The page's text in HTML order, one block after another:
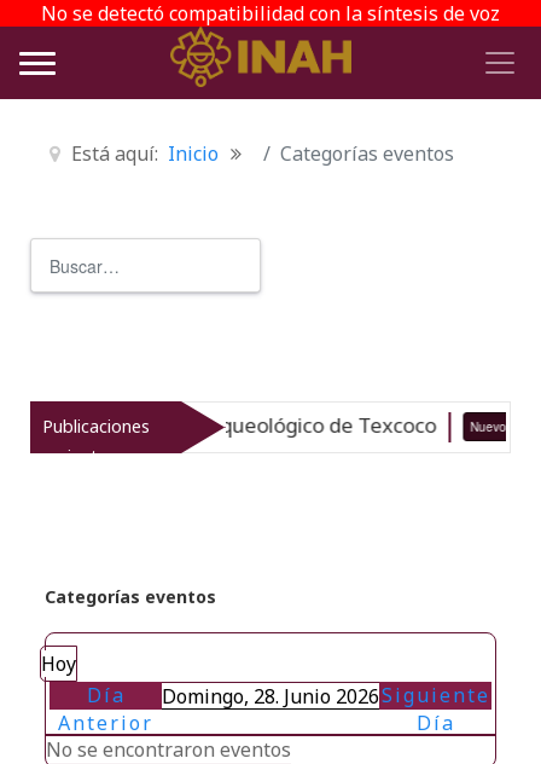
No se detectó compatibilidad con la síntesis de voz
Está aquí: Inicio Categorías eventos
Publicaciones
recientes
el patrimonio arqueológico de Texcoco Nuevo
Categorías eventos
Hoy
Día
Anterior
Domingo, 28. Junio 2026Siguiente
Día
No se encontraron eventos